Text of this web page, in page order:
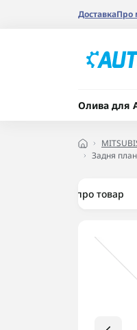
ДоставкаПро
Олива для
Задня
Все про товар